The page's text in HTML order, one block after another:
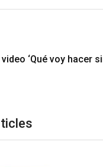
‘Qué voy hacer